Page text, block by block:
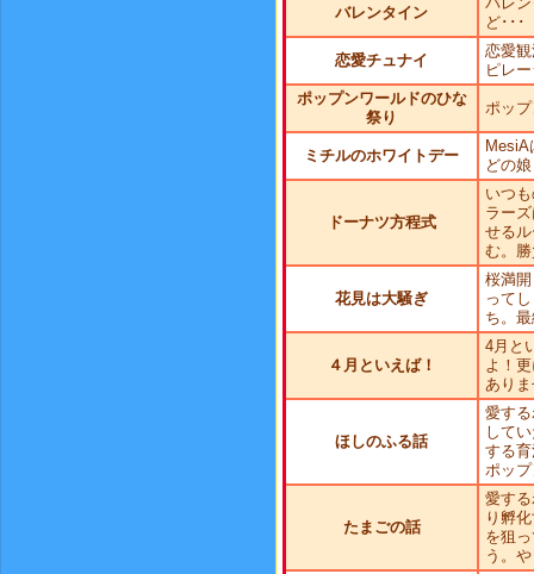
バレンタイン
ど･･･
恋愛チュナイ
恋愛
ピレ
ポップンワールドのひな
祭り
ポッ
ミチルのホワイトデー
MesiA
どの
ドーナツ方程式
いつ
ラー
せる
む。
花見は大騒ぎ
桜満
って
ち。
４月といえば！
4月と
よ！
あり
ほしのふる話
愛す
して
する
ポッ
たまごの話
愛す
り孵
を狙
う。